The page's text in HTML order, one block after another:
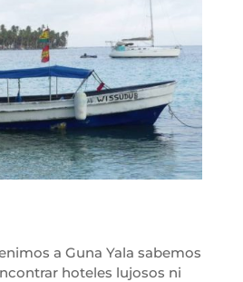
a Guna Yala sabemos
hoteles lujosos ni